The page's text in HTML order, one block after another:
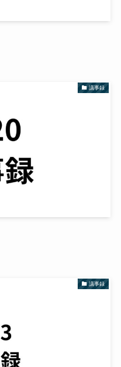
議事録
議事録